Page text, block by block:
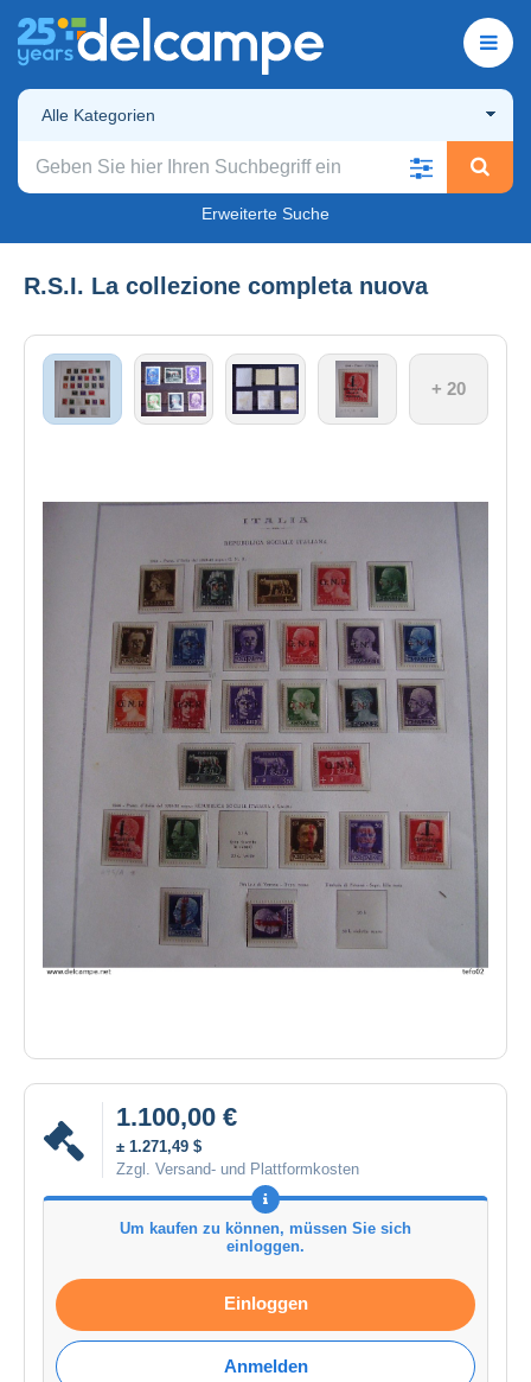
Alle Kategorien
Erweiterte Suche
R.S.I. La collezione completa nuova
+ 20
1.100,00 €
± 1.271,49 $
Zzgl. Versand- und Plattformkosten
Um kaufen zu können, müssen Sie sich
einloggen.
Einloggen
Anmelden